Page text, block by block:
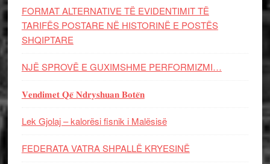
FORMAT ALTERNATIVE TË EVIDENTIMIT TË
TARIFËS POSTARE NË HISTORINË E POSTËS
SHQIPTARE
NJË SPROVË E GUXIMSHME PERFORMIZMI…
𝐕𝐞𝐧𝐝𝐢𝐦𝐞𝐭 𝐐𝐞̈ 𝐍𝐝𝐫𝐲𝐬𝐡𝐮𝐚𝐧 𝐁𝐨𝐭𝐞̈𝐧
Lek Gjolaj – kalorësi fisnik i Malësisë
FEDERATA VATRA SHPALLË KRYESINË